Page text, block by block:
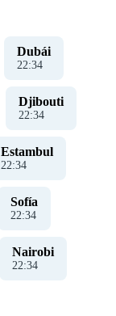
Dubái
22:34
Djibouti
22:34
Estambul
22:34
Sofía
22:34
Nairobi
22:34